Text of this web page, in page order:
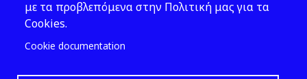
με τα προβλεπόμενα στην Πολιτική μας για τα
Cookies.
Cookie documentation